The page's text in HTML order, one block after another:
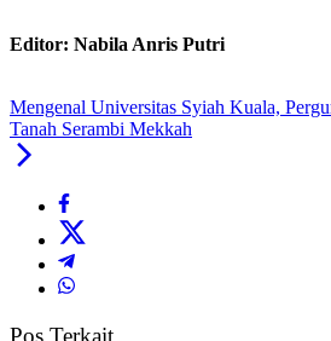
Editor: Nabila Anris Putri
Mengenal Universitas Syiah Kuala,
Tanah Serambi Mekkah
Pos Terkait